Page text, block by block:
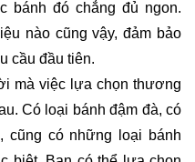
bánh đó chẳng đủ ngon.
nào cũng vậy, đảm bảo
cầu đầu tiên.
mà việc lựa chọn thương
Có loại bánh đậm đà, có
cũng có những loại bánh